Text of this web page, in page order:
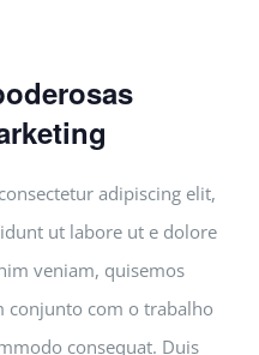
adipiscing elit,
ut labore ut e dolore
veniam, quisemos
conjunto com o trabalho
consequat. Duis